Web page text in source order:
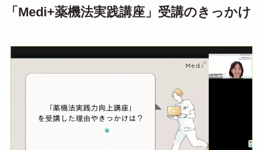
「Medi+薬機法実践講座」受講のきっかけ